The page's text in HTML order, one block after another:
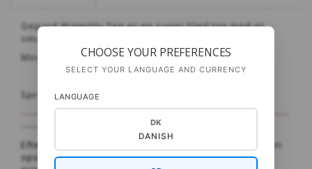
Gepard Waterlily Tee er en super blød top med et
smukt waterlily-mønster på bærestykket.
Modellen strikkes oppefra og ned.
Sprog: dansk og engelsk
-----------------------------------------------------------------------------
Efter køb af opskriften vil du modtage en email, hvori
opskriften kan hentes. Der kan gå fra sekunder til
CHOOSE YOUR PREFERENCES
SELECT YOUR LANGUAGE AND CURRENCY
LANGUAGE
DK
DANISH